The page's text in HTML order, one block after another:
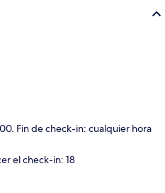
Fin de check-in: cualquier hora
el check-in: 18